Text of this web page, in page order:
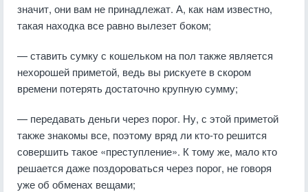
значит, они вам не принадлежат. А, как нам известно,
такая находка все равно вылезет боком;
— ставить сумку с кошельком на пол также является
нехорошей приметой, ведь вы рискуете в скором
времени потерять достаточно крупную сумму;
— передавать деньги через порог. Ну, с этой приметой
также знакомы все, поэтому вряд ли кто-то решится
совершить такое «преступление». К тому же, мало кто
решается даже поздороваться через порог, не говоря
уже об обменах вещами;